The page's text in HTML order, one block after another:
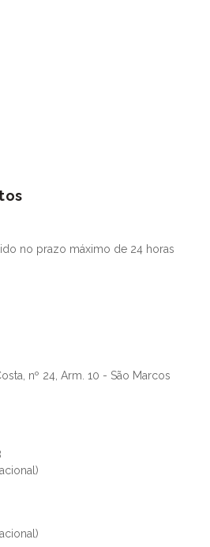
no prazo máximo de 24 horas
nº 24, Arm. 10 - São Marcos